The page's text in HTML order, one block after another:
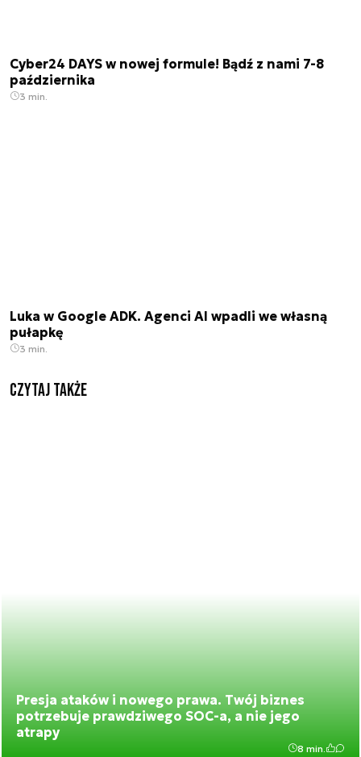
Cyber24 DAYS w nowej formule! Bądź z nami 7-8
października
3 min.
Luka w Google ADK. Agenci AI wpadli we własną
pułapkę
3 min.
Czytaj także
Presja ataków i nowego prawa. Twój biznes
potrzebuje prawdziwego SOC-a, a nie jego
atrapy
8 min.